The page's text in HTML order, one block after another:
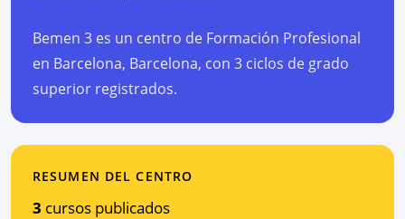
Bemen 3 es un centro de Formación Profesional
en Barcelona, Barcelona, con 3 ciclos de grado
superior registrados.
RESUMEN DEL CENTRO
3 cursos publicados